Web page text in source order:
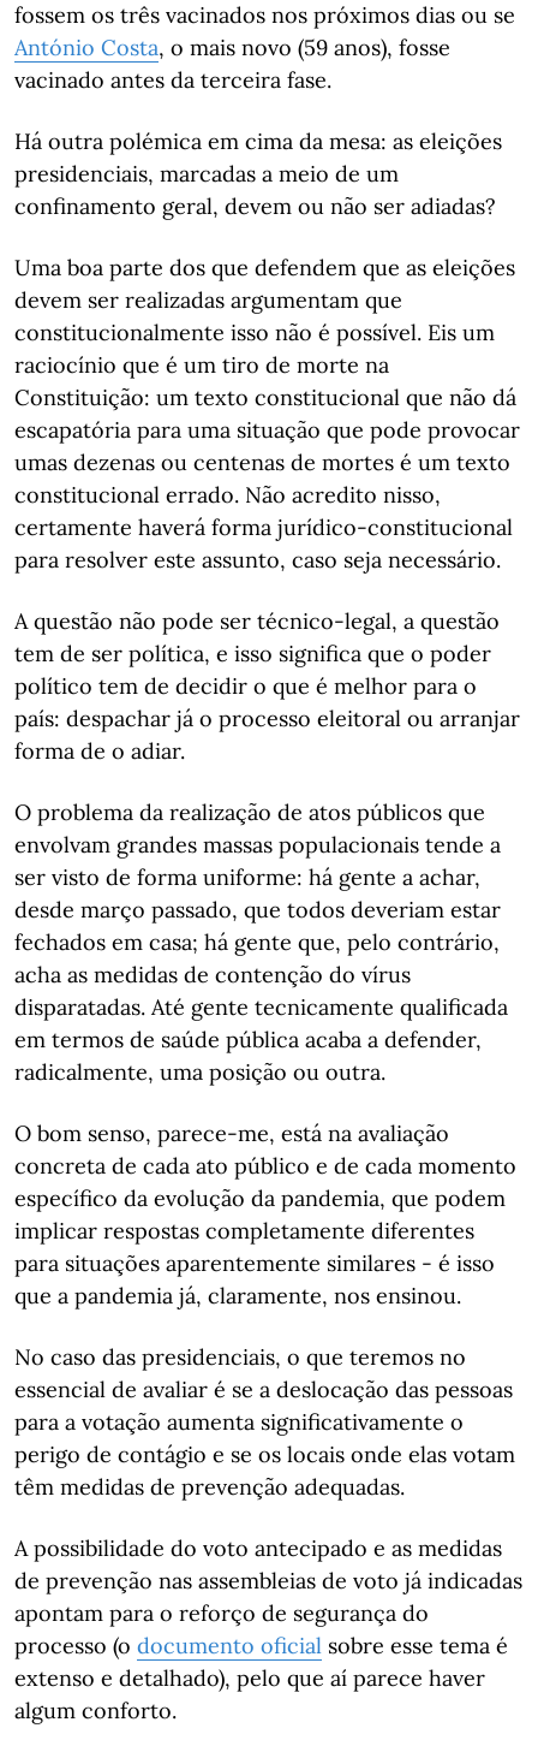
fossem os três vacinados nos próximos dias ou se
António Costa, o mais novo (59 anos), fosse
vacinado antes da terceira fase.
Há outra polémica em cima da mesa: as eleições
presidenciais, marcadas a meio de um
confinamento geral, devem ou não ser adiadas?
Uma boa parte dos que defendem que as eleições
devem ser realizadas argumentam que
constitucionalmente isso não é possível. Eis um
raciocínio que é um tiro de morte na
Constituição: um texto constitucional que não dá
escapatória para uma situação que pode provocar
umas dezenas ou centenas de mortes é um texto
constitucional errado. Não acredito nisso,
certamente haverá forma jurídico-constitucional
para resolver este assunto, caso seja necessário.
A questão não pode ser técnico-legal, a questão
tem de ser política, e isso significa que o poder
político tem de decidir o que é melhor para o
país: despachar já o processo eleitoral ou arranjar
forma de o adiar.
O problema da realização de atos públicos que
envolvam grandes massas populacionais tende a
ser visto de forma uniforme: há gente a achar,
desde março passado, que todos deveriam estar
fechados em casa; há gente que, pelo contrário,
acha as medidas de contenção do vírus
disparatadas. Até gente tecnicamente qualificada
em termos de saúde pública acaba a defender,
radicalmente, uma posição ou outra.
O bom senso, parece-me, está na avaliação
concreta de cada ato público e de cada momento
específico da evolução da pandemia, que podem
implicar respostas completamente diferentes
para situações aparentemente similares - é isso
que a pandemia já, claramente, nos ensinou.
No caso das presidenciais, o que teremos no
essencial de avaliar é se a deslocação das pessoas
para a votação aumenta significativamente o
perigo de contágio e se os locais onde elas votam
têm medidas de prevenção adequadas.
A possibilidade do voto antecipado e as medidas
de prevenção nas assembleias de voto já indicadas
apontam para o reforço de segurança do
processo (o documento oficial sobre esse tema é
extenso e detalhado), pelo que aí parece haver
algum conforto.